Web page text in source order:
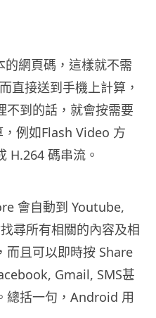
網頁碼，這樣就不需
直接送到手機上計算，
不到的話，就會按需要
例如Flash Video 方
H.264 碼串流。
會自動到 Youtube,
尋所有相關的內容及相
而且可以即時按 Share
Gmail, SMS甚
總括一句，Android 用